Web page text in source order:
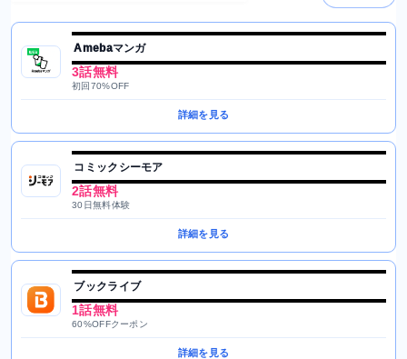
Amebaマンガ
3話無料
初回70%OFF
詳細を見る
コミックシーモア
2話無料
30日無料体験
詳細を見る
ブックライブ
1話無料
60%OFFクーポン
詳細を見る